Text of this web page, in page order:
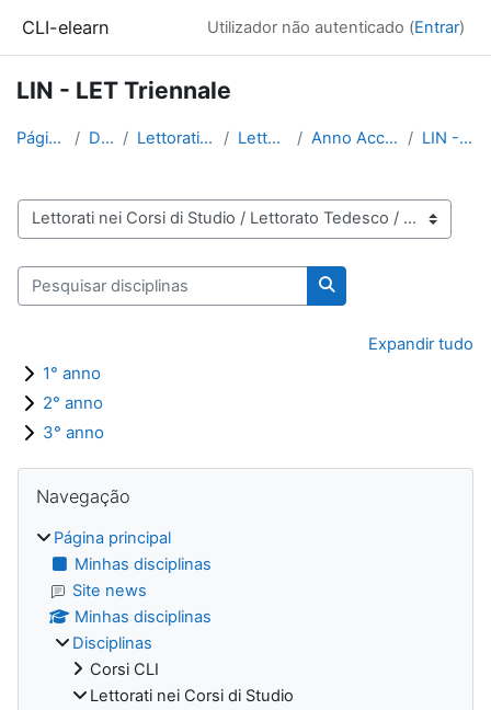
CLI-elearn Utilizador não autenticado (Entrar)
LIN - LET Triennale
Página principal Disciplinas Lettorati nei Corsi di Studio Lettorato Tedesco Anno Accademico 2020-2021 LIN - LET Triennale
Categorias de disciplinas
Pesquisar disciplinas
Pesquisar disciplinas
Expandir tudo
1° anno
2° anno
3° anno
Blocos
Navegação
Página principal
Minhas disciplinas
Site news
Minhas disciplinas
Disciplinas
Corsi CLI
Lettorati nei Corsi di Studio